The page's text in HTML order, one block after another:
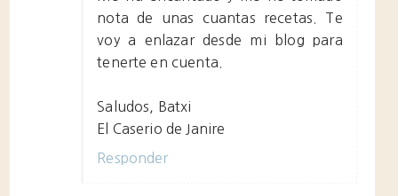
nota de unas cuantas recetas. Te
voy a enlazar desde mi blog para
tenerte en cuenta.
Saludos, Batxi
El Caserio de Janire
Responder